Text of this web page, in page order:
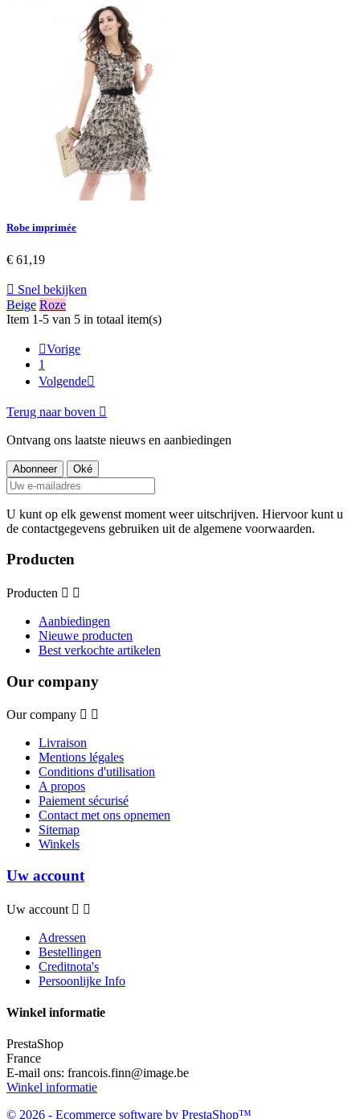
Robe imprimée
€ 61,19
 Snel bekijken
Beige Roze
Item 1-5 van 5 in totaal item(s)
Vorige
1
Volgende
Terug naar boven 
Ontvang ons laatste nieuws en aanbiedingen
U kunt op elk gewenst moment weer uitschrijven. Hiervoor kunt u
de contactgegevens gebruiken uit de algemene voorwaarden.
Producten
Producten  
Aanbiedingen
Nieuwe producten
Best verkochte artikelen
Our company
Our company  
Livraison
Mentions légales
Conditions d'utilisation
A propos
Paiement sécurisé
Contact met ons opnemen
Sitemap
Winkels
Uw account
Uw account  
Adressen
Bestellingen
Creditnota's
Persoonlijke Info
Winkel informatie
PrestaShop
France
E-mail ons: francois.finn@image.be
Winkel informatie
© 2026 - Ecommerce software by PrestaShop™